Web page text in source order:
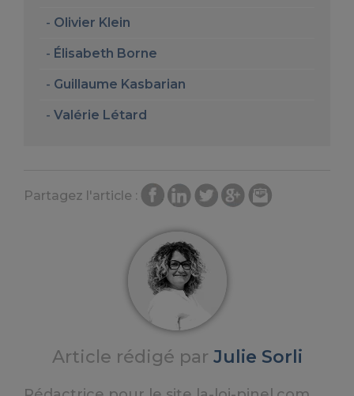
Olivier Klein
Élisabeth Borne
Guillaume Kasbarian
Valérie Létard
Partagez l'article :
Article rédigé par Julie Sorli